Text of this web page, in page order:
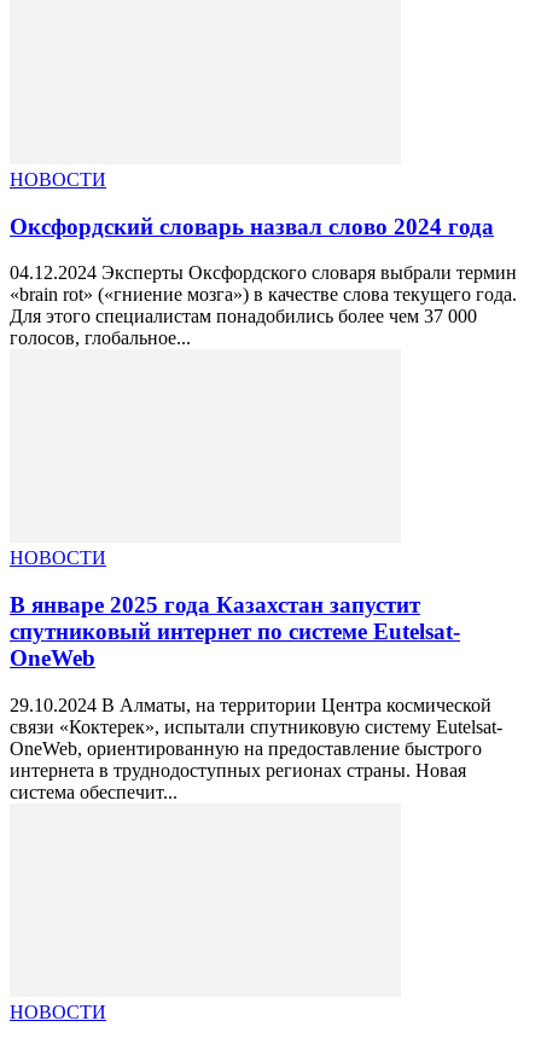
НОВОСТИ
Оксфордский словарь назвал слово 2024 года
04.12.2024 Эксперты Оксфордского словаря выбрали термин
«brain rot» («гниение мозга») в качестве слова текущего года.
Для этого специалистам понадобились более чем 37 000
голосов, глобальное...
НОВОСТИ
В январе 2025 года Казахстан запустит
спутниковый интернет по системе Eutelsat-
OneWeb
29.10.2024 В Алматы, на территории Центра космической
связи «Коктерек», испытали спутниковую систему Eutelsat-
OneWeb, ориентированную на предоставление быстрого
интернета в труднодоступных регионах страны. Новая
система обеспечит...
НОВОСТИ